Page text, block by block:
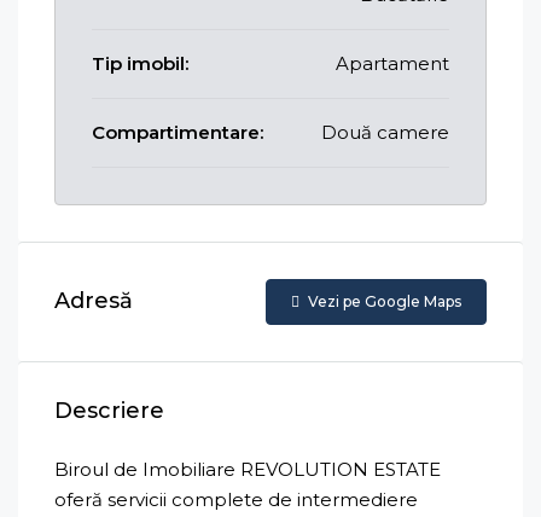
Tip imobil: Apartament
Compartimentare: Două camere
Adresă Vezi pe Google Maps
Descriere
Biroul de Imobiliare REVOLUTION ESTATE
oferă servicii complete de intermediere